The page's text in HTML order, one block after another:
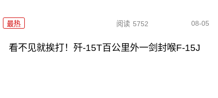
最热 阅读 5752 08-05
看不见就挨打！歼-15T百公里外一剑封喉F-15J